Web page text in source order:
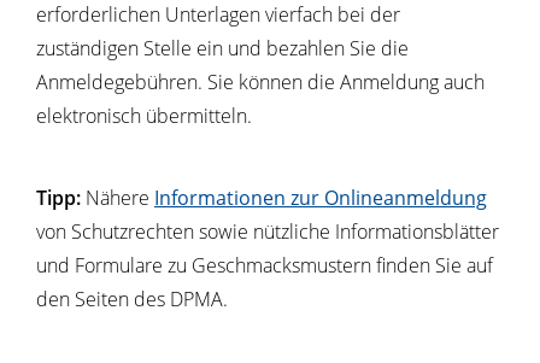
erforderlichen Unterlagen vierfach bei der
zuständigen Stelle ein und bezahlen Sie die
Anmeldegebühren. Sie können die Anmeldung auch
elektronisch übermitteln.
Tipp: Nähere Informationen zur Onlineanmeldung
von Schutzrechten sowie nützliche Informationsblätter
und Formulare zu Geschmacksmustern finden Sie auf
den Seiten des DPMA.